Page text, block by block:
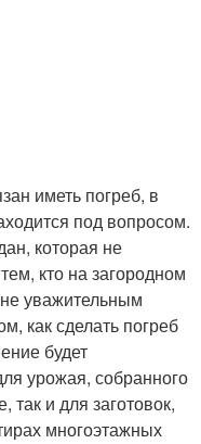
иметь погреб, в
под вопросом.
которая не
кто на загородном
уважительным
как сделать погреб
будет
урожая, собранного
так и для заготовок,
многоэтажных